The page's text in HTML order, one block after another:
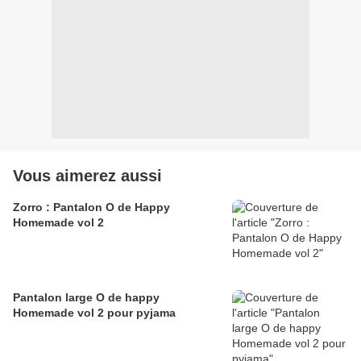
Vous aimerez aussi
Zorro : Pantalon O de Happy
Homemade vol 2
Pantalon large O de happy
Homemade vol 2 pour pyjama